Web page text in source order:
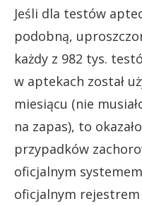
Jeśli dla testów
podobną,
każdy z 982 tys.
w aptekach został
miesiącu (nie
na zapas), to
przypadków
oficjalnym
oficjalnym